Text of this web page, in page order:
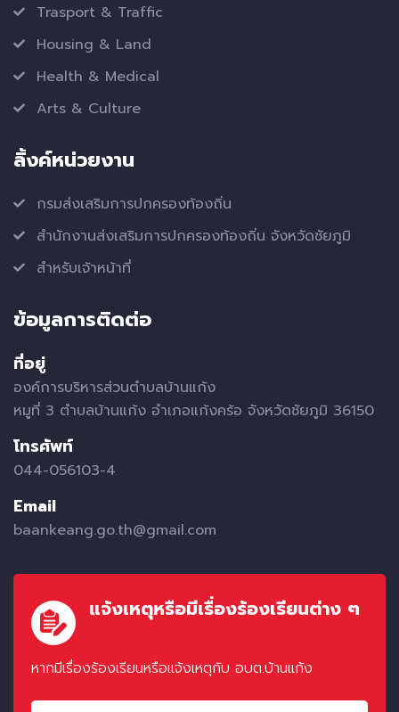
Trasport & Traffic
Housing & Land
Health & Medical
Arts & Culture
ลิ้งค์หน่วยงาน
กรมส่งเสริมการปกครองท้องถิ่น
สำนักงานส่งเสริมการปกครองท้องถิ่น จังหวัดชัยภูมิ
สำหรับเจ้าหน้าที่
ข้อมูลการติดต่อ
ที่อยู่
องค์การบริหารส่วนตำบลบ้านแก้ง
หมูที่ 3 ตำบลบ้านแก้ง อำเภอแก้งคร้อ จังหวัดชัยภูมิ 36150
โทรศัพท์
044-056103-4
Email
baankeang.go.th@gmail.com
แจ้งเหตุหรือมีเรื่องร้องเรียนต่าง ๆ
หากมีเรื่องร้องเรียนหรือแจ้งเหตุกับ อบต.บ้านแก้ง